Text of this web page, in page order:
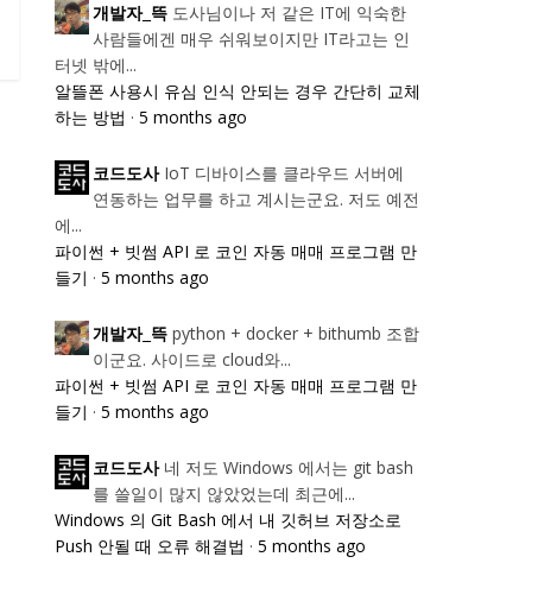
개발자_뜩 도사님이나 저 같은 IT에 익숙한
사람들에겐 매우 쉬워보이지만 IT라고는 인
터넷 밖에...
알뜰폰 사용시 유심 인식 안되는 경우 간단히 교체
하는 방법 · 5 months ago
코드도사 IoT 디바이스를 클라우드 서버에
연동하는 업무를 하고 계시는군요. 저도 예전
에...
파이썬 + 빗썸 API 로 코인 자동 매매 프로그램 만
들기 · 5 months ago
개발자_뜩 python + docker + bithumb 조합
이군요. 사이드로 cloud와...
파이썬 + 빗썸 API 로 코인 자동 매매 프로그램 만
들기 · 5 months ago
코드도사 네 저도 Windows 에서는 git bash
를 쓸일이 많지 않았었는데 최근에...
Windows 의 Git Bash 에서 내 깃허브 저장소로
Push 안될 때 오류 해결법 · 5 months ago